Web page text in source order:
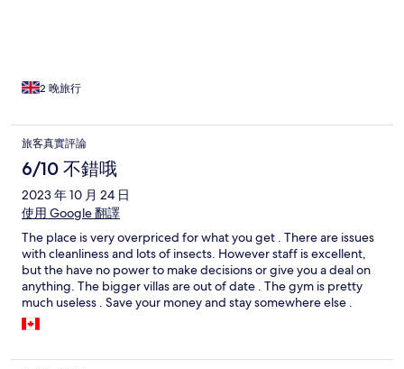
2 晚旅行
旅客真實評論
6/10 不錯哦
2023 年 10 月 24 日
使用 Google 翻譯
The place is very overpriced for what you get . There are issues
with cleanliness and lots of insects. However staff is excellent,
but the have no power to make decisions or give you a deal on
anything. The bigger villas are out of date . The gym is pretty
much useless . Save your money and stay somewhere else .